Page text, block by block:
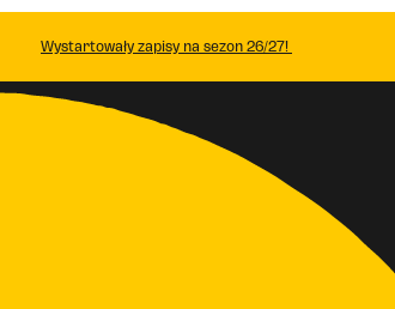
Wystartowały zapisy na sezon 26/27!